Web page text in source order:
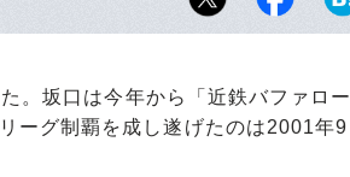
。坂口は今年から「近鉄バファロー
ーグ制覇を成し遂げたのは2001年9